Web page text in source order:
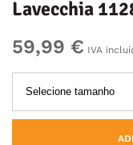
Lavecchia
59,99 € IVA